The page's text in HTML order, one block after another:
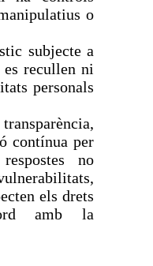
o
subjecte a
recullen ni
personals
contínua per
no
els drets
amb la